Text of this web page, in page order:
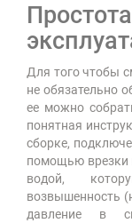
Для того чтобы
не обязательно
ее можно
понятная
сборке,
помощью врезки
водой,
возвышенность
давление в